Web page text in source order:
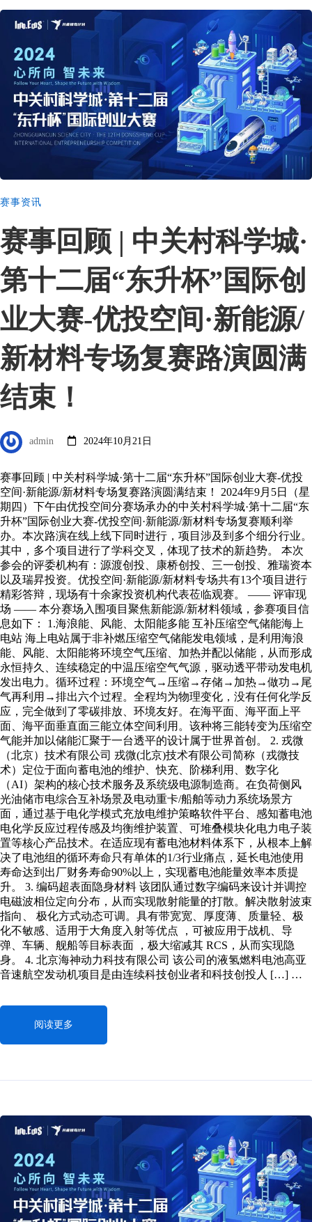
赛事资讯
赛事回顾 | 中关村科学城·
第十二届“东升杯”国际创
业大赛-优投空间·新能源/
新材料专场复赛路演圆满
结束！
admin 2024年10月21日
赛事回顾 | 中关村科学城·第十二届“东升杯”国际创业大赛-优投
空间·新能源/新材料专场复赛路演圆满结束！ 2024年9月5日（星
期四）下午由优投空间分赛场承办的中关村科学城·第十二届“东
升杯”国际创业大赛-优投空间·新能源/新材料专场复赛顺利举
办。本次路演在线上线下同时进行，项目涉及到多个细分行业。
其中，多个项目进行了学科交叉，体现了技术的新趋势。 本次
参会的评委机构有：源渡创投、康桥创投、三一创投、雅瑞资本
以及瑞昇投资。优投空间·新能源/新材料专场共有13个项目进行
精彩答辩，现场有十余家投资机构代表莅临观赛。 —— 评审现
场 —— 本分赛场入围项目聚焦新能源/新材料领域，参赛项目信
息如下： 1.海浪能、风能、太阳能多能 互补压缩空气储能海上
电站 海上电站属于非补燃压缩空气储能发电领域，是利用海浪
能、风能、太阳能将环境空气压缩、加热并配以储能，从而形成
永恒持久、连续稳定的中温压缩空气气源，驱动透平带动发电机
发出电力。循环过程：环境空气→压缩→存储→加热→做功→尾
气再利用→排出六个过程。全程均为物理变化，没有任何化学反
应，完全做到了零碳排放、环境友好。在海平面、海平面上平
面、海平面垂直面三能立体空间利用。该种将三能转变为压缩空
气能并加以储能汇聚于一台透平的设计属于世界首创。 2. 戎微
（北京）技术有限公司 戎微(北京)技术有限公司简称（戎微技
术）定位于面向蓄电池的维护、快充、阶梯利用、数字化
（AI）架构的核心技术服务及系统级电源制造商。在负荷侧风
光油储市电综合互补场景及电动重卡/船舶等动力系统场景方
面，通过基于电化学模式充放电维护策略软件平台、感知蓄电池
电化学反应过程传感及均衡维护装置、可堆叠模块化电力电子装
置等核心产品技术。在适应现有蓄电池材料体系下，从根本上解
决了电池组的循环寿命只有单体的1/3行业痛点，延长电池使用
寿命达到出厂财务寿命90%以上，实现蓄电池能量效率本质提
升。 3. 编码超表面隐身材料 该团队通过数字编码来设计并调控
电磁波相位定向分布，从而实现散射能量的打散。解决散射波束
指向、 极化方式动态可调。具有带宽宽、厚度薄、质量轻、极
化不敏感、适用于大角度入射等优点 ，可被应用于战机、导
弹、车辆、舰船等目标表面 ，极大缩减其 RCS，从而实现隐
身。 4. 北京海神动力科技有限公司 该公司的液氢燃料电池高亚
音速航空发动机项目是由连续科技创业者和科技创投人 […] …
阅读更多